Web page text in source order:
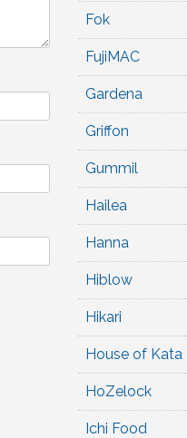
Fok
FujiMAC
Gardena
Griffon
Gummil
Hailea
Hanna
Hiblow
Hikari
House of Kata
HoZelock
Ichi Food